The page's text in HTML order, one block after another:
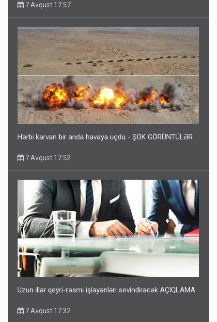
7 Avqust 17:57
Hərbi karvan bir anda havaya uçdu - ŞOK GÖRÜNTÜLƏR
7 Avqust 17:52
Uzun illər qeyri-rəsmi işləyənləri sevindirəcək AÇIQLAMA
7 Avqust 17:32